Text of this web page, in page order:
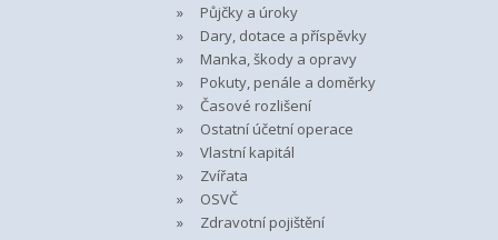
Půjčky a úroky
Dary, dotace a příspěvky
Manka, škody a opravy
Pokuty, penále a doměrky
Časové rozlišení
Ostatní účetní operace
Vlastní kapitál
Zvířata
OSVČ
Zdravotní pojištění